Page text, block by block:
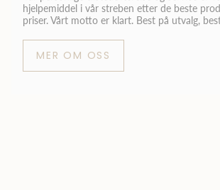
hjelpemiddel i vår streben etter de beste
priser. Vårt motto er klart. Best på utvalg,
MER OM OSS